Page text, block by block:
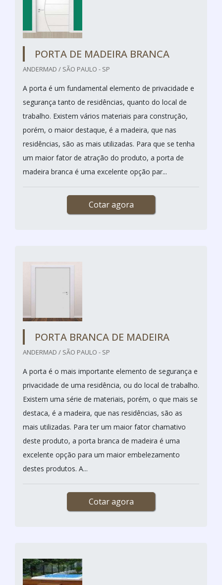
PORTA DE MADEIRA BRANCA
ANDERMAD / SÃO PAULO - SP
A porta é um fundamental elemento de privacidade e
segurança tanto de residências, quanto do local de
trabalho. Existem vários materiais para construção,
porém, o maior destaque, é a madeira, que nas
residências, são as mais utilizadas. Para que se tenha
um maior fator de atração do produto, a porta de
madeira branca é uma excelente opção par...
Cotar agora
PORTA BRANCA DE MADEIRA
ANDERMAD / SÃO PAULO - SP
A porta é o mais importante elemento de segurança e
privacidade de uma residência, ou do local de trabalho.
Existem uma série de materiais, porém, o que mais se
destaca, é a madeira, que nas residências, são as
mais utilizadas. Para ter um maior fator chamativo
deste produto, a porta branca de madeira é uma
excelente opção para um maior embelezamento
destes produtos. A...
Cotar agora